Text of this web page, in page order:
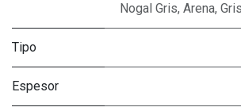
Nogal Gris, Arena,
Tipo
Espesor